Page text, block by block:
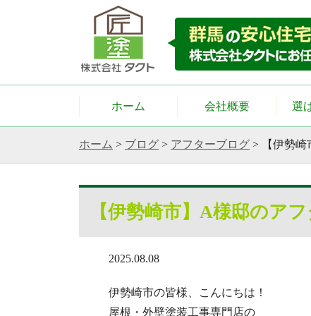
ホーム 会社概要 選
ホーム > ブログ > アフターブログ > 【伊勢
【伊勢崎市】A様邸のア
2025.08.08
伊勢崎市の皆様、こんにちは！
屋根・外壁塗装工事専門店の